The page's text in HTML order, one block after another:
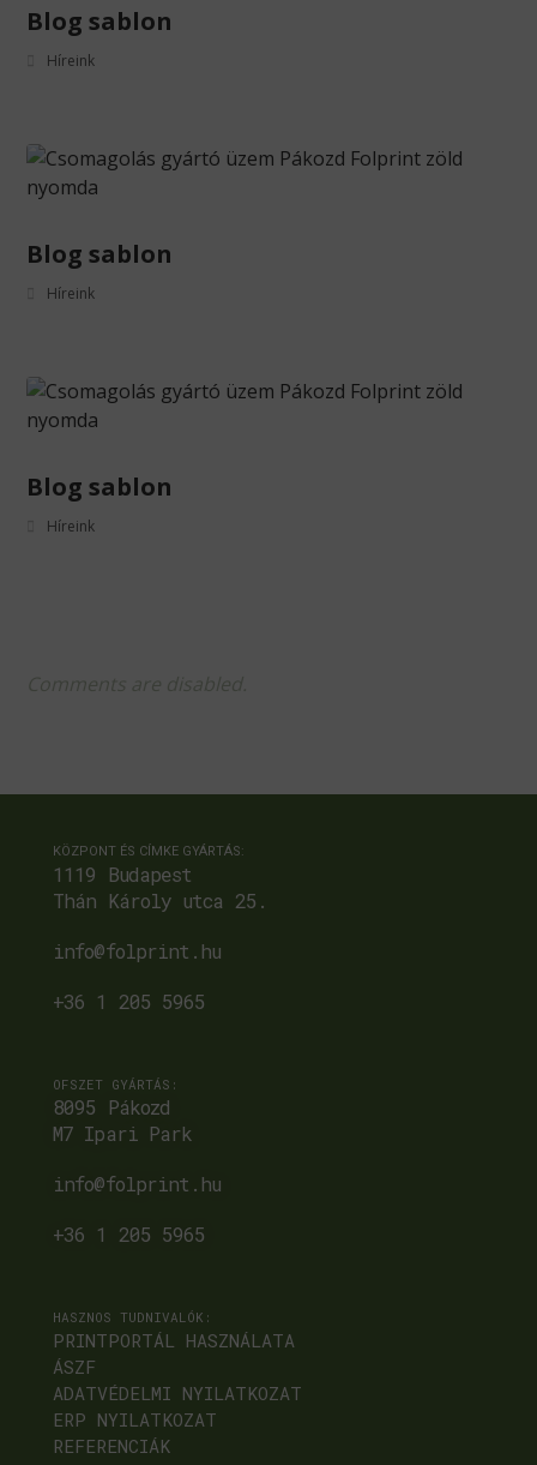
Blog sablon
Híreink
Blog sablon
Híreink
Blog sablon
Híreink
Comments are disabled.
KÖZPONT ÉS CÍMKE GYÁRTÁS:
1119 Budapest
Thán Károly utca 25.
info@folprint.hu
+36 1 205 5965
OFSZET GYÁRTÁS:
8095 Pákozd
M7 Ipari Park
info@folprint.hu
+36 1 205 5965
HASZNOS TUDNIVALÓK:
PRINTPORTÁL HASZNÁLATA
ÁSZF
ADATVÉDELMI NYILATKOZAT
ERP NYILATKOZAT
REFERENCIÁK